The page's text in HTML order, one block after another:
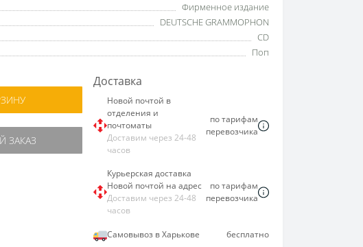
Фирменное издание
DEUTSCHE GRAMMOPHON
CD
Поп
ЗАКАЗ
Доставка
Новой почтой в
отделения и
почтоматы
Доставим через 24-48
часов
по тарифам
перевозчика
Курьерская доставка
Новой почтой на адрес
Доставим через 24-48
часов
по тарифам
перевозчика
Самовывоз в Харькове бесплатно